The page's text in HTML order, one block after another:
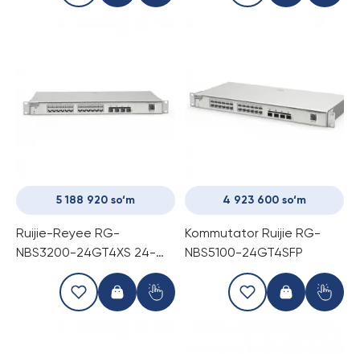
kommutator
kommutator
5 188 920 so‘m
Ruijie-Reyee RG-
NBS3200-24GT4XS 24-
портовый гигабитный
управляемый коммутатор
4 923 600 so‘m
Kommutator Ruijie RG-
NBS5100-24GT4SFP